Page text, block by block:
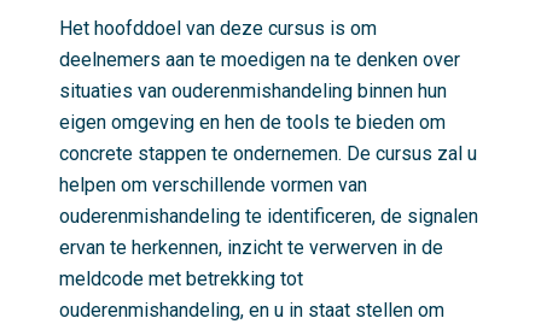
Het hoofddoel van deze cursus is om
deelnemers aan te moedigen na te denken over
situaties van ouderenmishandeling binnen hun
eigen omgeving en hen de tools te bieden om
concrete stappen te ondernemen. De cursus zal u
helpen om verschillende vormen van
ouderenmishandeling te identificeren, de signalen
ervan te herkennen, inzicht te verwerven in de
meldcode met betrekking tot
ouderenmishandeling, en u in staat stellen om